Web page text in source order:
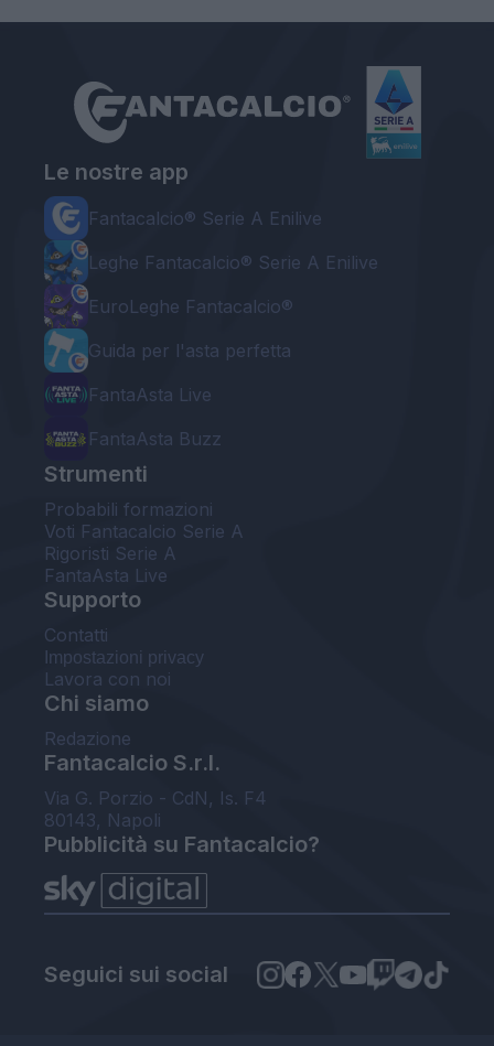
Le nostre app
Fantacalcio® Serie A Enilive
Leghe Fantacalcio® Serie A Enilive
EuroLeghe Fantacalcio®
Guida per l'asta perfetta
FantaAsta Live
FantaAsta Buzz
Strumenti
Probabili formazioni
Voti Fantacalcio Serie A
Rigoristi Serie A
FantaAsta Live
Supporto
Contatti
Impostazioni privacy
Lavora con noi
Chi siamo
Redazione
Fantacalcio S.r.l.
Via G. Porzio - CdN, Is. F4
80143, Napoli
Pubblicità su Fantacalcio?
Seguici sui social